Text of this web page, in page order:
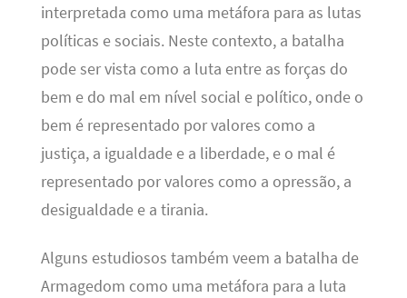
interpretada como uma metáfora para as lutas
políticas e sociais. Neste contexto, a batalha
pode ser vista como a luta entre as forças do
bem e do mal em nível social e político, onde o
bem é representado por valores como a
justiça, a igualdade e a liberdade, e o mal é
representado por valores como a opressão, a
desigualdade e a tirania.
Alguns estudiosos também veem a batalha de
Armagedom como uma metáfora para a luta